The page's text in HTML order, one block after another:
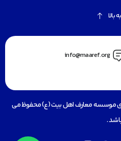
بالا
info@maaref.org
موسسه معارف اهل بیت (ع) محفوظ می
.